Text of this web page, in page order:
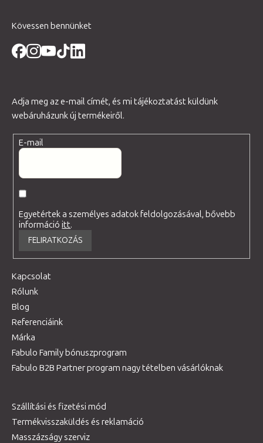
Kövessen bennünket
Adja meg az e-mail címét, és mi tájékoztatást küldünk
webáruházunk új termékeiről.
E-mail
Egyetértek a személyes adatok feldolgozásával, bővebb
információitt.
FELIRATKOZÁS
Kapcsolat
Rólunk
Blog
Referenciáink
Márka
Fabulo Family bónuszprogram
Fabulo B2B Partner program nagy tételben vásárlóknak
Szállítási és fizetési mód
Termékvisszaküldés és reklamáció
Masszázságy szerviz